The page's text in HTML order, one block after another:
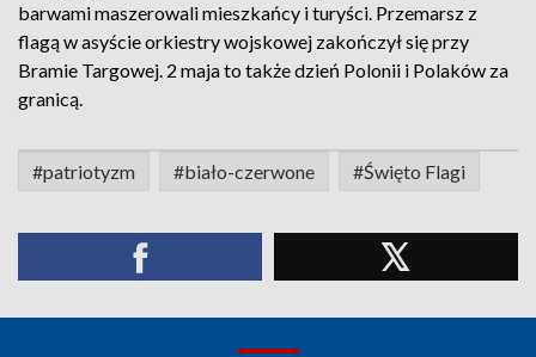
barwami maszerowali mieszkańcy i turyści. Przemarsz z
flagą w asyście orkiestry wojskowej zakończył się przy
Bramie Targowej. 2 maja to także dzień Polonii i Polaków za
granicą.
#patriotyzm #biało-czerwone #Święto Flagi